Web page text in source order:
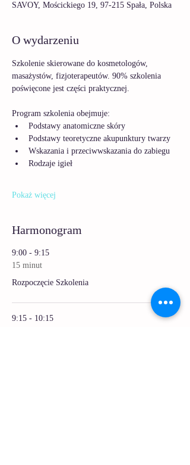
SAVOY, Mościckiego 19, 97-215 Spała, Polska
O wydarzeniu
Szkolenie skierowane do kosmetologów,
masażystów, fizjoterapeutów. 90% szkolenia
poświęcone jest części praktycznej.
Program szkolenia obejmuje:
Podstawy anatomiczne skóry
Podstawy teoretyczne akupunktury twarzy
Wskazania i przeciwwskazania do zabiegu
Rodzaje igieł
Pokaż więcej
Harmonogram
9:00 - 9:15
15 minut
Rozpoczęcie Szkolenia
9:15 - 10:15